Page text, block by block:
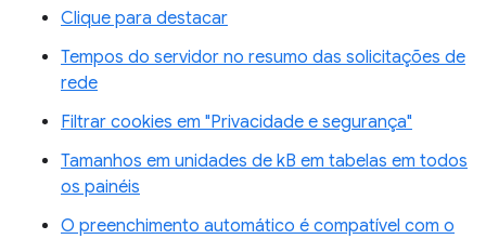
Clique para destacar
Tempos do servidor no resumo das solicitações de
rede
Filtrar cookies em "Privacidade e segurança"
Tamanhos em unidades de kB em tabelas em todos
os painéis
O preenchimento automático é compatível com o